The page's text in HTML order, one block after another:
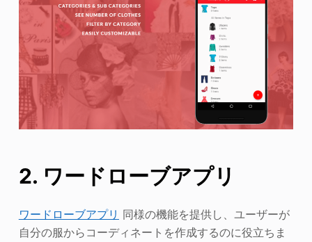
2. ワードローブアプリ
ワードローブアプリ 同様の機能を提供し、ユーザーが
自分の服からコーディネートを作成するのに役立ちま